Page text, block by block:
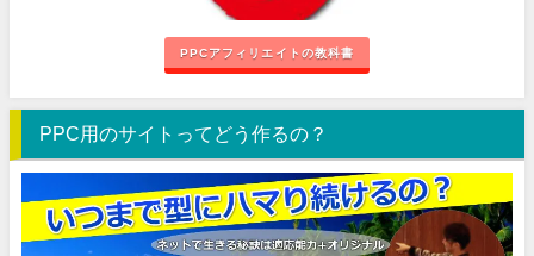
PPCアフィリエイトの教科書
PPC用のサイトってどう作るの？